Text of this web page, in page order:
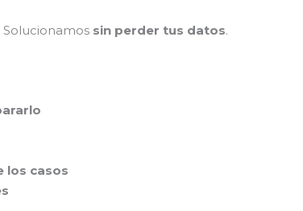
sin perder tus datos.
los casos